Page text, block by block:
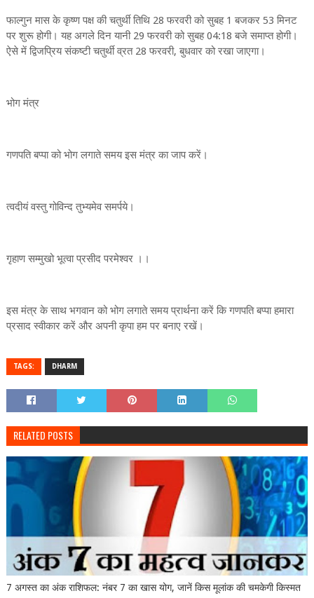
फाल्गुन मास के कृष्ण पक्ष की चतुर्थी तिथि 28 फरवरी को सुबह 1 बजकर 53 मिनट
पर शुरू होगी। यह अगले दिन यानी 29 फरवरी को सुबह 04:18 बजे समाप्त होगी।
ऐसे में द्विजप्रिय संकष्टी चतुर्थी व्रत 28 फरवरी, बुधवार को रखा जाएगा।
भोग मंत्र
गणपति बप्पा को भोग लगाते समय इस मंत्र का जाप करें।
त्वदीयं वस्तु गोविन्द तुभ्यमेव समर्पये।
गृहाण सम्मुखो भूत्वा प्रसीद परमेश्वर ।।
इस मंत्र के साथ भगवान को भोग लगाते समय प्रार्थना करें कि गणपति बप्पा हमारा
प्रसाद स्वीकार करें और अपनी कृपा हम पर बनाए रखें।
TAGS: DHARM
RELATED POSTS
7 अगस्त का अंक राशिफल: नंबर 7 का खास योग, जानें किस मूलांक की चमकेगी किस्मत